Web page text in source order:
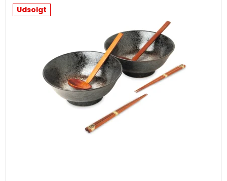
Udsolgt